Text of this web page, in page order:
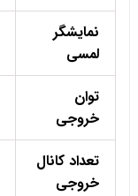
نمایشگر
لمسی
توان
خروجی
تعداد کانال
خروجی